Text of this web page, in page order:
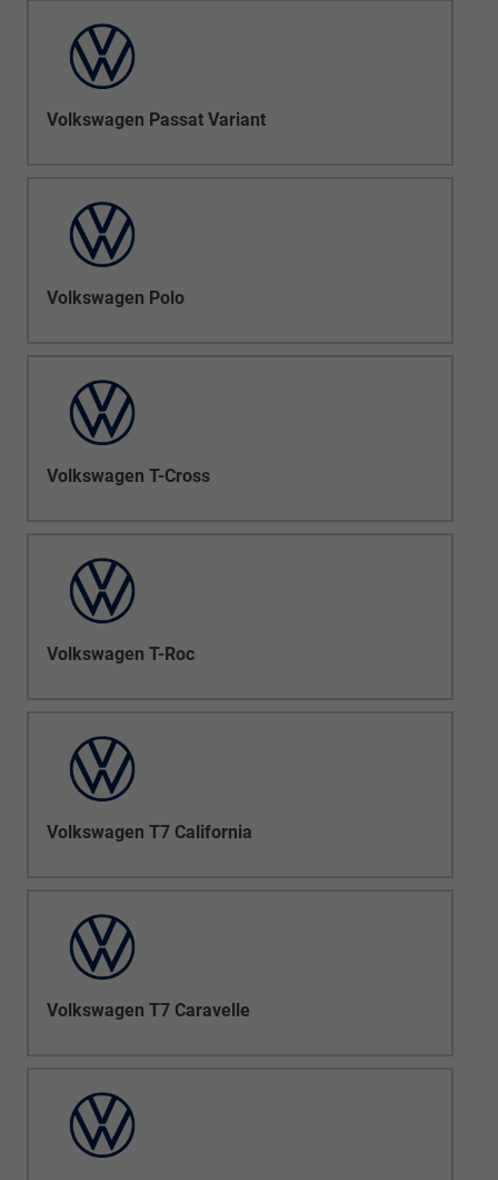
Volkswagen Passat Variant
Volkswagen Polo
Volkswagen T-Cross
Volkswagen T-Roc
Volkswagen T7 California
Volkswagen T7 Caravelle